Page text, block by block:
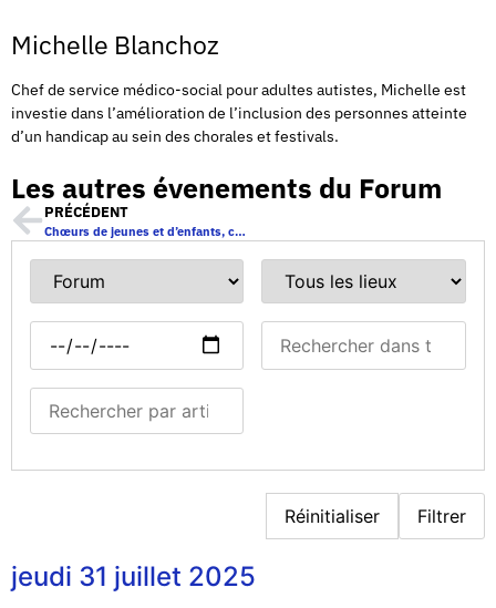
Michelle Blanchoz
Chef de service médico-social pour adultes autistes, Michelle est
investie dans l’amélioration de l’inclusion des personnes atteinte
d’un handicap au sein des chorales et festivals.
Les autres évenements du Forum
PRÉCÉDENT
Chœurs de jeunes et d’enfants, comment rendre les choristes autonomes, quelles méthodes, quels outils ?
Réinitialiser Filtrer
jeudi 31 juillet 2025